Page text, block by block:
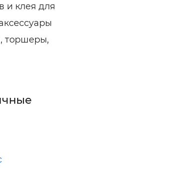
и клея для
торшеры,